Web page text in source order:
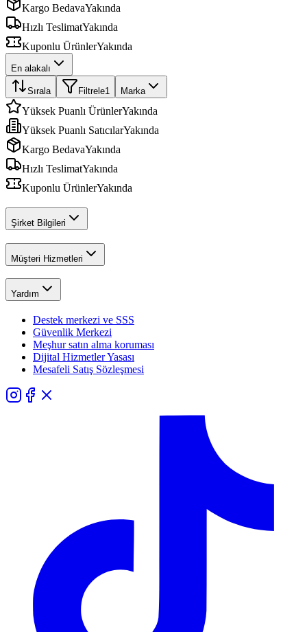
Kargo BedavaYakında
Hızlı TeslimatYakında
Kuponlu ÜrünlerYakında
En alakalı
Sırala Filtrele1 Marka
Yüksek Puanlı ÜrünlerYakında
Yüksek Puanlı SatıcılarYakında
Kargo BedavaYakında
Hızlı TeslimatYakında
Kuponlu ÜrünlerYakında
Şirket Bilgileri
Müşteri Hizmetleri
Yardım
Destek merkezi ve SSS
Güvenlik Merkezi
Meşhur satın alma koruması
Dijital Hizmetler Yasası
Mesafeli Satış Sözleşmesi